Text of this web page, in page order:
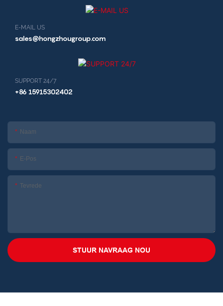
E-MAIL US
sales@hongzhougroup.com
SUPPORT 24/7
+86 15915302402
Naam
E-Pos
Tevrede
STUUR NAVRAAG NOU